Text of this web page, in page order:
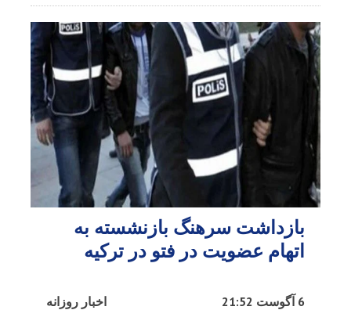
بازداشت سرهنگ بازنشسته به
اتهام عضویت در فتو در ترکیه
اخبار روزانه 6 آگوست 21:52